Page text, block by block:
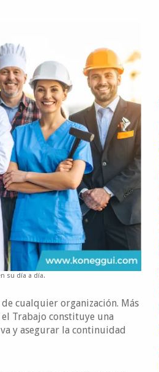
su día a día.
cualquier organización. Más
Trabajo constituye una
y asegurar la continuidad